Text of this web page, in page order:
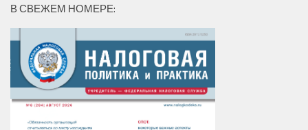
В СВЕЖЕМ НОМЕРЕ: